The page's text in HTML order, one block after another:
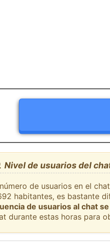
Nivel de usuarios del
de usuarios en el
habitantes, es bastante
de usuarios al chat
durante estas horas para